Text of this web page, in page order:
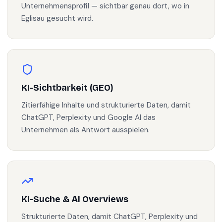
Unternehmensprofil — sichtbar genau dort, wo in
Eglisau gesucht wird.
KI-Sichtbarkeit (GEO)
Zitierfähige Inhalte und strukturierte Daten, damit
ChatGPT, Perplexity und Google AI das
Unternehmen als Antwort ausspielen.
KI-Suche & AI Overviews
Strukturierte Daten, damit ChatGPT, Perplexity und